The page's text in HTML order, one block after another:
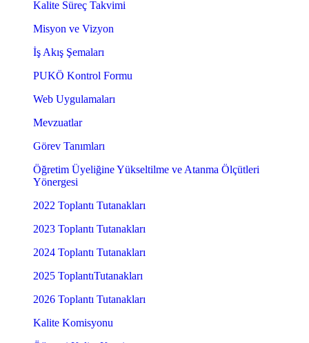
Kalite Süreç Takvimi
Misyon ve Vizyon
İş Akış Şemaları
PUKÖ Kontrol Formu
Web Uygulamaları
Mevzuatlar
Görev Tanımları
Öğretim Üyeliğine Yükseltilme ve Atanma Ölçütleri
Yönergesi
2022 Toplantı Tutanakları
2023 Toplantı Tutanakları
2024 Toplantı Tutanakları
2025 ToplantıTutanakları
2026 Toplantı Tutanakları
Kalite Komisyonu